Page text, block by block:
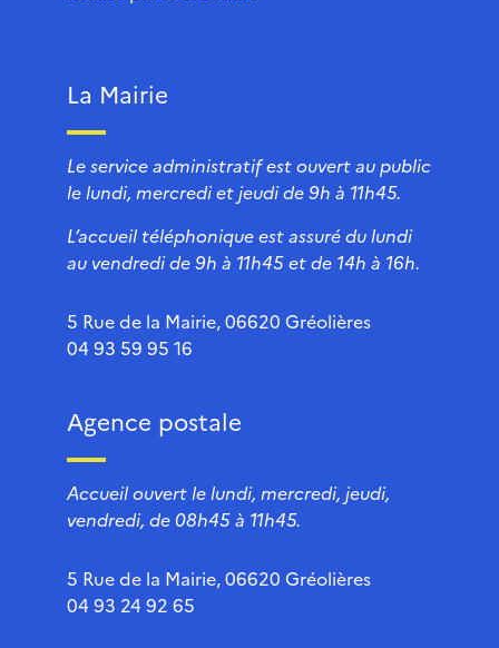
La Mairie
Le service administratif est ouvert au public
le lundi, mercredi et jeudi de 9h à 11h45.
L’accueil téléphonique est assuré du lundi
au vendredi de 9h à 11h45 et de 14h à 16h.
5 Rue de la Mairie, 06620 Gréolières
04 93 59 95 16
Agence postale
Accueil ouvert le lundi, mercredi, jeudi,
vendredi, de 08h45 à 11h45.
5 Rue de la Mairie, 06620 Gréolières
04 93 24 92 65